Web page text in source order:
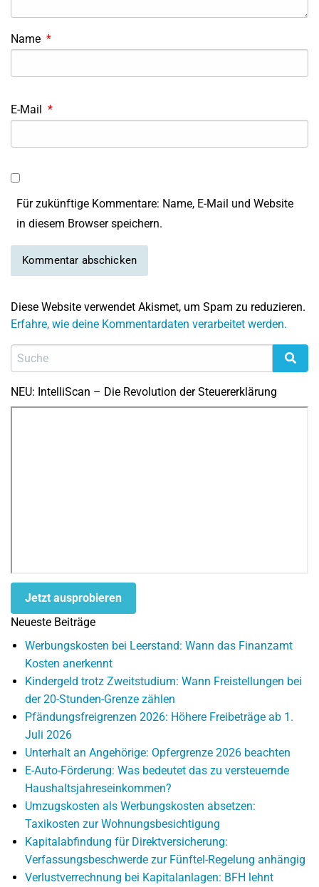
Name *
E-Mail *
Für zukünftige Kommentare: Name, E-Mail und Website
in diesem Browser speichern.
Diese Website verwendet Akismet, um Spam zu reduzieren.
Erfahre, wie deine Kommentardaten verarbeitet werden.
NEU: IntelliScan – Die Revolution der Steuererklärung
Jetzt ausprobieren
Neueste Beiträge
Werbungskosten bei Leerstand: Wann das Finanzamt
Kosten anerkennt
Kindergeld trotz Zweitstudium: Wann Freistellungen bei
der 20-Stunden-Grenze zählen
Pfändungsfreigrenzen 2026: Höhere Freibeträge ab 1.
Juli 2026
Unterhalt an Angehörige: Opfergrenze 2026 beachten
E-Auto-Förderung: Was bedeutet das zu versteuernde
Haushaltsjahreseinkommen?
Umzugskosten als Werbungskosten absetzen:
Taxikosten zur Wohnungsbesichtigung
Kapitalabfindung für Direktversicherung:
Verfassungsbeschwerde zur Fünftel-Regelung anhängig
Verlustverrechnung bei Kapitalanlagen: BFH lehnt